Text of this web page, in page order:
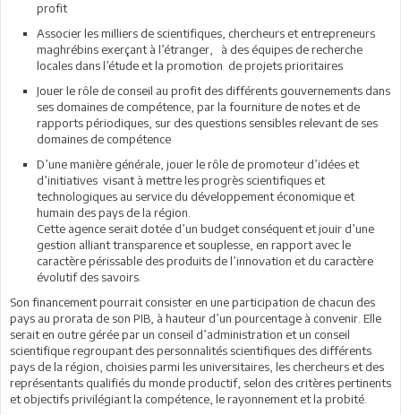
profit
Associer les milliers de scientifiques, chercheurs et entrepreneurs
maghrébins exerçant à l’étranger, à des équipes de recherche
locales dans l’étude et la promotion de projets prioritaires
Jouer le rôle de conseil au profit des différents gouvernements dans
ses domaines de compétence, par la fourniture de notes et de
rapports périodiques, sur des questions sensibles relevant de ses
domaines de compétence
D’une manière générale, jouer le rôle de promoteur d’idées et
d’initiatives visant à mettre les progrès scientifiques et
technologiques au service du développement économique et
humain des pays de la région.
Cette agence serait dotée d’un budget conséquent et jouir d’une
gestion alliant transparence et souplesse, en rapport avec le
caractère périssable des produits de l’innovation et du caractère
évolutif des savoirs.
Son financement pourrait consister en une participation de chacun des
pays au prorata de son PIB, à hauteur d’un pourcentage à convenir. Elle
serait en outre gérée par un conseil d’administration et un conseil
scientifique regroupant des personnalités scientifiques des différents
pays de la région, choisies parmi les universitaires, les chercheurs et des
représentants qualifiés du monde productif, selon des critères pertinents
et objectifs privilégiant la compétence, le rayonnement et la probité.